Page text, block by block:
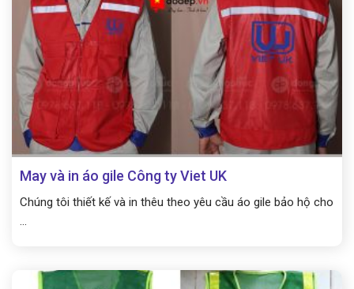
May và in áo gile Công ty Viet UK
Chúng tôi thiết kế và in thêu theo yêu cầu áo gile bảo hộ cho
...